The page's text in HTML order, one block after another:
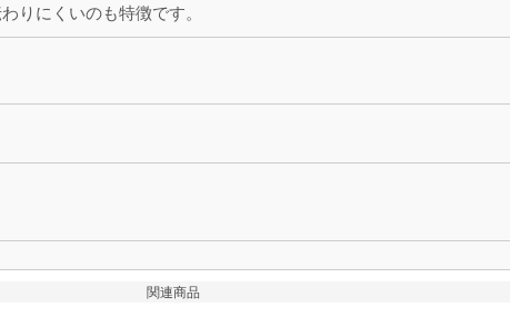
りにくいのも特徴です。
関連商品